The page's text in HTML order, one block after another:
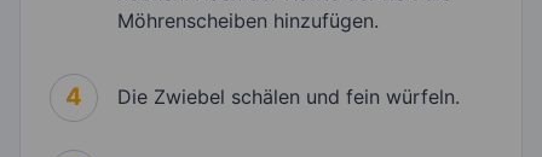
Möhrenscheiben hinzufügen.
4 Die Zwiebel schälen und fein würfeln.